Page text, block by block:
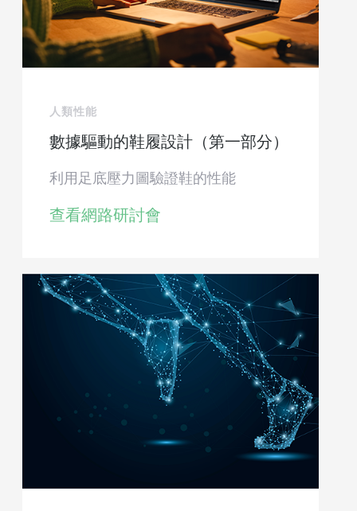
人類性能
數據驅動的鞋履設計（第一部分）
利用足底壓力圖驗證鞋的性能
查看網路研討會